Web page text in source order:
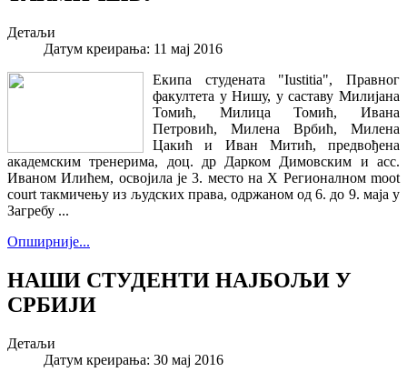
Детаљи
Датум креирања: 11 мај 2016
Екипа студената "Iustitia", Правног
факултета у Нишу, у саставу Милијана
Томић, Милица Томић, Ивана
Петровић, Милена Врбић, Милена
Цакић и Иван Митић, предвођена
академским тренерима, доц. др Дарком Димовским и асс.
Иваном Илићем, освојила је 3. место на X Регионалном moot
court такмичењу из људских права, одржаном од 6. до 9. маја у
Загребу ...
Опширније...
НАШИ СТУДЕНТИ НАЈБОЉИ У
СРБИЈИ
Детаљи
Датум креирања: 30 мај 2016